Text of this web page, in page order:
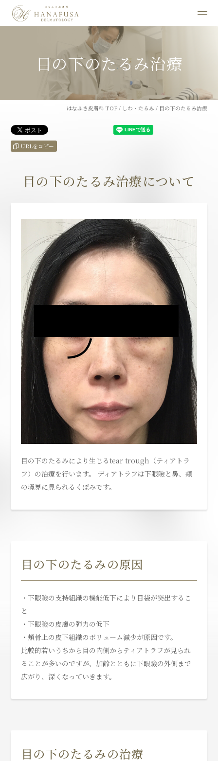
目の下のたるみ治療
はなふさ皮膚科 TOP / しわ・たるみ / 目の下のたるみ治療
URLをコピー
目の下のたるみ治療について
目の下のたるみにより生じるtear trough（ティアトラ
フ）の治療を行います。 ディアトラフは下眼瞼と鼻、頬
の境界に見られるくぼみです。
目の下のたるみの原因
・下眼瞼の支持組織の機能低下により目袋が突出するこ
と
・下眼瞼の皮膚の弾力の低下
・頬骨上の皮下組織のボリューム減少が原因です。
比較的若いうちから目の内側からティアトラフが見られ
ることが多いのですが、加齢とともに下眼瞼の外側まで
広がり、深くなっていきます。
目の下のたるみの治療